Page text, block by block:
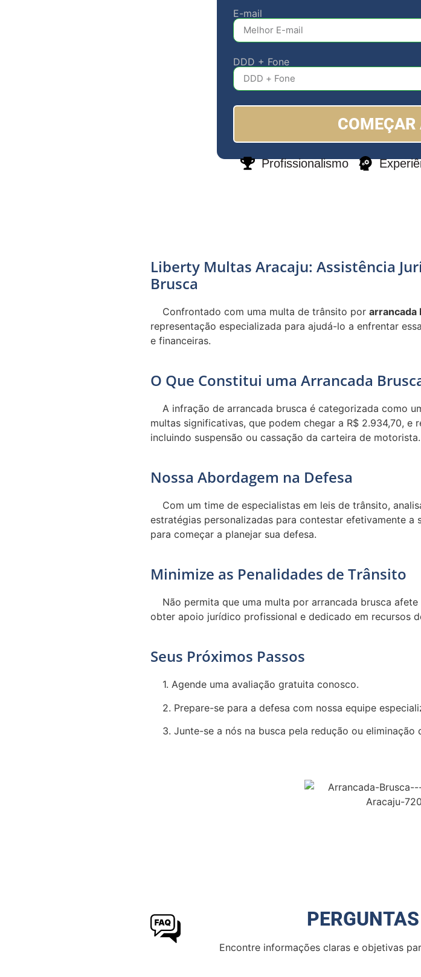
E-mail
DDD + Fone
COMEÇAR
Profissionalismo
Liberty Multas Aracaju: Assistência
Brusca
Confrontado com uma multa de trânsito por arrancada
representação especializada para ajudá-lo a enfrentar
e financeiras.
O Que Constitui uma Arrancada
A infração de arrancada brusca é categorizada como
multas significativas, que podem chegar a R$ 2.934,70, e
incluindo suspensão ou cassação da carteira de motorista.
Nossa Abordagem na Defesa
Com um time de especialistas em leis de trânsito,
estratégias personalizadas para contestar efetivamente a
para começar a planejar sua defesa.
Minimize as Penalidades de Trânsito
Não permita que uma multa por arrancada brusca
obter apoio jurídico profissional e dedicado em recursos
Seus Próximos Passos
1. Agende uma avaliação gratuita conosco.
2. Prepare-se para a defesa com nossa equipe
3. Junte-se a nós na busca pela redução ou eliminação
Encontre informações claras e objetivas